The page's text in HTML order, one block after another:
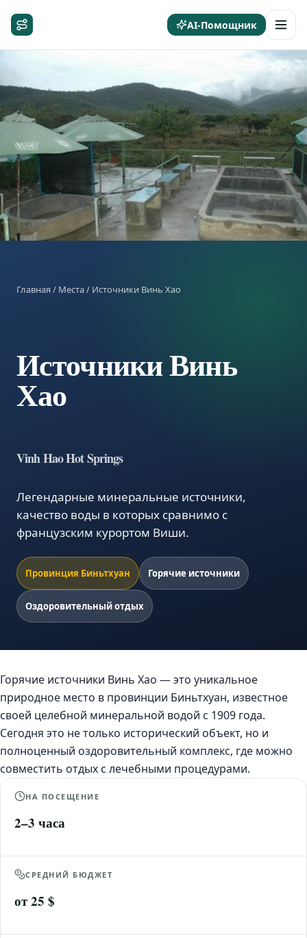
AI-Помощник
Главная/ Места/ Источники Винь Хао
Источники Винь
Хао
Vinh Hao Hot Springs
Легендарные минеральные источники,
качество воды в которых сравнимо с
французским курортом Виши.
Провинция Биньтхуан Горячие источники
Оздоровительный отдых
Горячие источники Винь Хао — это уникальное
природное место в провинции Биньтхуан, известное
своей целебной минеральной водой с 1909 года.
Сегодня это не только исторический объект, но и
полноценный оздоровительный комплекс, где можно
совместить отдых с лечебными процедурами.
НА ПОСЕЩЕНИЕ
2–3 часа
СРЕДНИЙ БЮДЖЕТ
от 25 $